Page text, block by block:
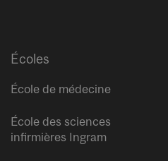
Écoles
École de médecine
École des sciences
infirmières Ingram